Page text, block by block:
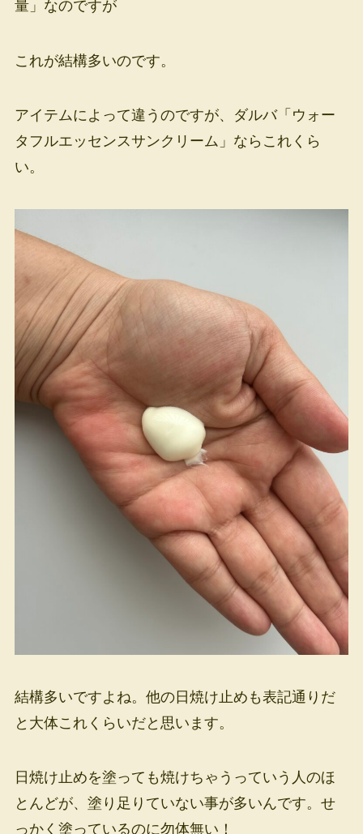
量」なのですが
これが結構多いのです。
アイテムによって違うのですが、ダルバ「ウォー
タフルエッセンスサンクリーム」ならこれくら
い。
結構多いですよね。他の日焼け止めも表記通りだ
と大体これくらいだと思います。
日焼け止めを塗っても焼けちゃうっていう人のほ
とんどが、塗り足りていない事が多いんです。せ
っかく塗っているのに勿体無い！